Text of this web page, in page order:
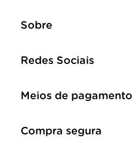
Sobre
Redes Sociais
Meios de pagamento
Compra segura